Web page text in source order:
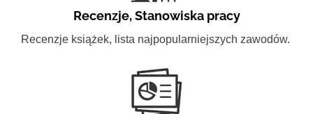
Recenzje,Stanowiska pracy
Recenzje książek, lista najpopularniejszych zawodów.